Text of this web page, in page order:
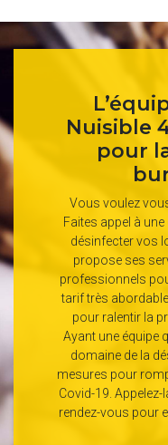
Nuisible
pour
Vous voulez
Faites appel à
désinfecter vos
propose ses
professionnels
tarif très
pour ralentir la
Ayant une équipe
domaine de la
mesures pour
Covid-19.
rendez-vous pour